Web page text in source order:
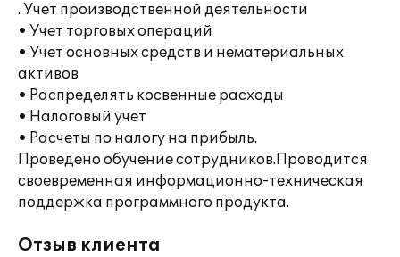
. Учет производственной деятельности
• Учет торговых операций
• Учет основных средств и нематериальных
активов
• Распределять косвенные расходы
• Налоговый учет
• Расчеты по налогу на прибыль.
Проведено обучение сотрудников.Проводится
своевременная информационно-техническая
поддержка программного продукта.
Отзыв клиента